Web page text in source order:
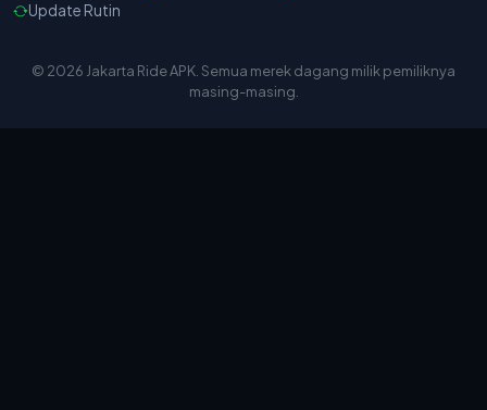
Update Rutin
© 2026 Jakarta Ride APK. Semua merek dagang milik pemiliknya
masing-masing.